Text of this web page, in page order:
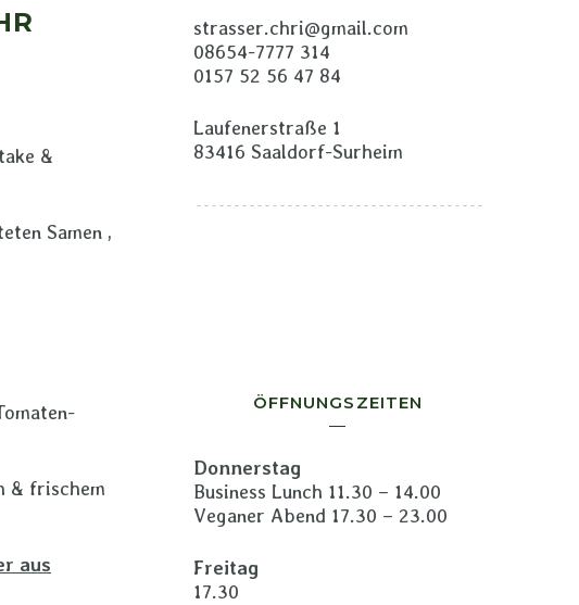
&
Samen ,
& frischem
aus
strasser.chri@gmail.com
08654-7777 314
0157 52 56 47 84
Laufenerstraße 1
83416 Saaldorf-Surheim
ÖFFNUNGSZEITEN
Donnerstag
Business Lunch 11.30 – 14.00
Veganer Abend 17.30 – 23.00
Freitag
17.30